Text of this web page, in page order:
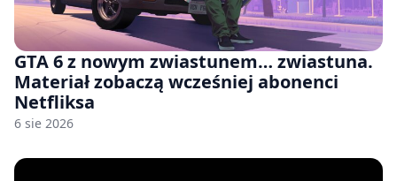
GTA 6 z nowym zwiastunem… zwiastuna.
Materiał zobaczą wcześniej abonenci
Netfliksa
6 sie 2026